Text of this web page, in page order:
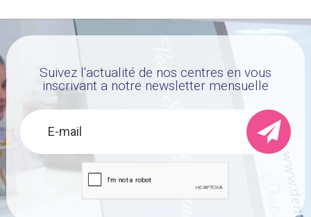
Suivez l'actualité de nos centres en vous
inscrivant a notre newsletter mensuelle